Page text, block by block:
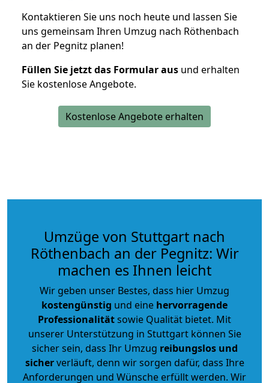
Kontaktieren Sie uns noch heute und lassen Sie
uns gemeinsam Ihren Umzug nach Röthenbach
an der Pegnitz planen!
Füllen Sie jetzt das Formular aus und erhalten
Sie kostenlose Angebote.
Kostenlose Angebote erhalten
Umzüge von Stuttgart nach
Röthenbach an der Pegnitz: Wir
machen es Ihnen leicht
Wir geben unser Bestes, dass hier Umzug
kostengünstig und eine hervorragende
Professionalitätsowie Qualität bietet. Mit
unserer Unterstützung in Stuttgart können Sie
sicher sein, dass Ihr Umzug reibungslos und
sicherverläuft, denn wir sorgen dafür, dass Ihre
Anforderungen und Wünsche erfüllt werden. Wir